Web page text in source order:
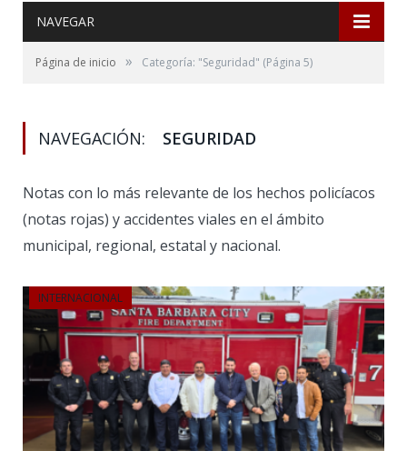
NAVEGAR
Página de inicio » Categoría: "Seguridad" (Página 5)
NAVEGACIÓN: SEGURIDAD
Notas con lo más relevante de los hechos policíacos
(notas rojas) y accidentes viales en el ámbito
municipal, regional, estatal y nacional.
INTERNACIONAL